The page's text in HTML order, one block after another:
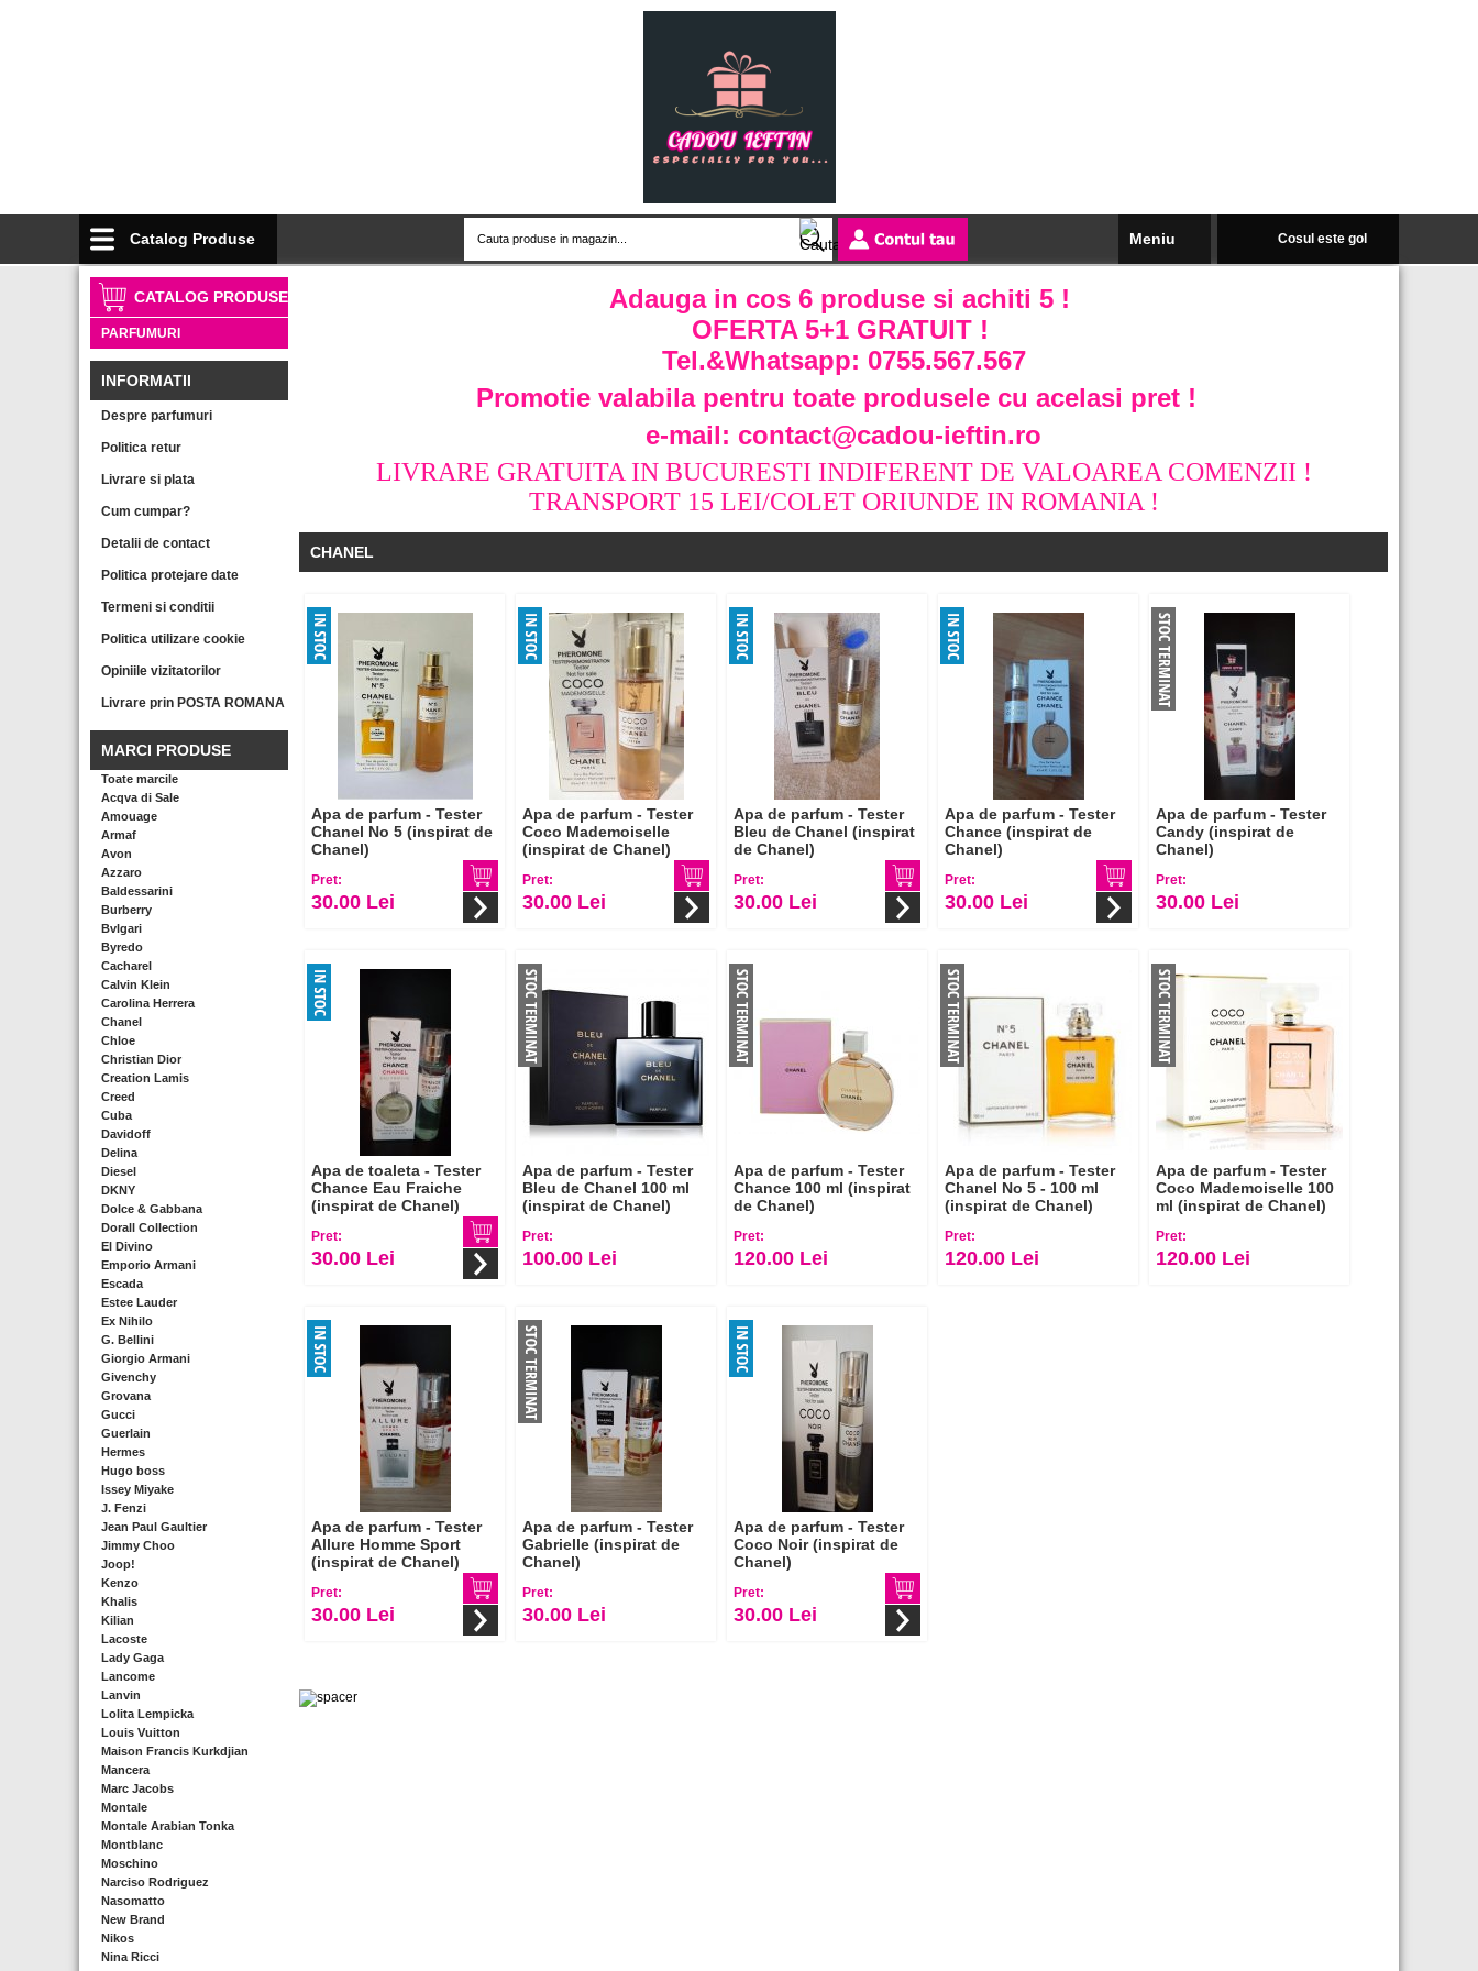
Catalog Produse Meniu Cosul este gol
CATALOG PRODUSE
PARFUMURI
INFORMATII
Despre parfumuri
Politica retur
Livrare si plata
Cum cumpar?
Detalii de contact
Politica protejare date
Termeni si conditii
Politica utilizare cookie
Opiniile vizitatorilor
Livrare prin POSTA ROMANA
MARCI PRODUSE
Toate marcile
Acqva di Sale
Amouage
Armaf
Avon
Azzaro
Baldessarini
Burberry
Bvlgari
Byredo
Cacharel
Calvin Klein
Carolina Herrera
Chanel
Chloe
Christian Dior
Creation Lamis
Creed
Cuba
Davidoff
Delina
Diesel
DKNY
Dolce & Gabbana
Dorall Collection
El Divino
Emporio Armani
Escada
Estee Lauder
Ex Nihilo
G. Bellini
Giorgio Armani
Givenchy
Grovana
Gucci
Guerlain
Hermes
Hugo boss
Issey Miyake
J. Fenzi
Jean Paul Gaultier
Jimmy Choo
Joop!
Kenzo
Khalis
Kilian
Lacoste
Lady Gaga
Lancome
Lanvin
Lolita Lempicka
Louis Vuitton
Maison Francis Kurkdjian
Mancera
Marc Jacobs
Montale
Montale Arabian Tonka
Montblanc
Moschino
Narciso Rodriguez
Nasomatto
New Brand
Nikos
Nina Ricci
Adauga in cos 6 produse si achiti 5 !
OFERTA 5+1 GRATUIT !
Tel.&Whatsapp: 0755.567.567
Promotie valabila pentru toate produsele cu acelasi pret !
e-mail: contact@cadou-ieftin.ro
LIVRARE GRATUITA IN BUCURESTI INDIFERENT DE VALOAREA COMENZII !
TRANSPORT 15 LEI/COLET ORIUNDE IN ROMANIA !
CHANEL
Apa de parfum - Tester
Chanel No 5 (inspirat de
Chanel)
Pret:
30.00 Lei
Apa de parfum - Tester
Coco Mademoiselle
(inspirat de Chanel)
Pret:
30.00 Lei
Apa de parfum - Tester
Bleu de Chanel (inspirat
de Chanel)
Pret:
30.00 Lei
Apa de parfum - Tester
Chance (inspirat de
Chanel)
Pret:
30.00 Lei
Apa de parfum - Tester
Candy (inspirat de
Chanel)
Pret:
30.00 Lei
Apa de toaleta - Tester
Chance Eau Fraiche
(inspirat de Chanel)
Pret:
30.00 Lei
Apa de parfum - Tester
Bleu de Chanel 100 ml
(inspirat de Chanel)
Pret:
100.00 Lei
Apa de parfum - Tester
Chance 100 ml (inspirat
de Chanel)
Pret:
120.00 Lei
Apa de parfum - Tester
Chanel No 5 - 100 ml
(inspirat de Chanel)
Pret:
120.00 Lei
Apa de parfum - Tester
Coco Mademoiselle 100
ml (inspirat de Chanel)
Pret:
120.00 Lei
Apa de parfum - Tester
Allure Homme Sport
(inspirat de Chanel)
Pret:
30.00 Lei
Apa de parfum - Tester
Gabrielle (inspirat de
Chanel)
Pret:
30.00 Lei
Apa de parfum - Tester
Coco Noir (inspirat de
Chanel)
Pret:
30.00 Lei